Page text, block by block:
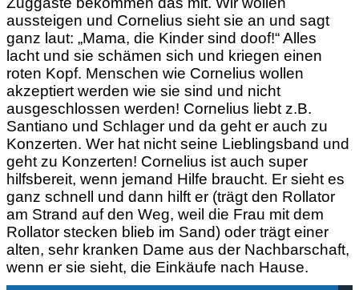
aussteigen und Cornelius sieht sie an und sagt
ganz laut: „Mama, die Kinder sind doof!“ Alles
lacht und sie schämen sich und kriegen einen
roten Kopf. Menschen wie Cornelius wollen
akzeptiert werden wie sie sind und nicht
ausgeschlossen werden! Cornelius liebt z.B.
Santiano und Schlager und da geht er auch zu
Konzerten. Wer hat nicht seine Lieblingsband und
geht zu Konzerten! Cornelius ist auch super
hilfsbereit, wenn jemand Hilfe braucht. Er sieht es
ganz schnell und dann hilft er (trägt den Rollator
am Strand auf den Weg, weil die Frau mit dem
Rollator stecken blieb im Sand) oder trägt einer
alten, sehr kranken Dame aus der Nachbarschaft,
wenn er sie sieht, die Einkäufe nach Hause.